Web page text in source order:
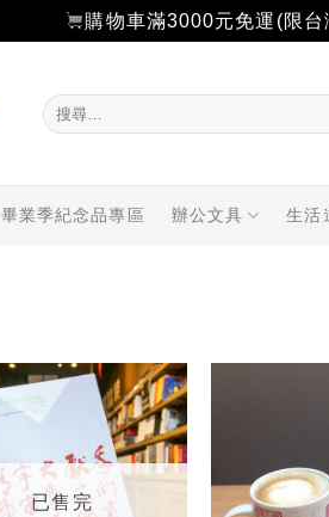
購物車滿3000元免運(限
搜
尋
畢業季紀念品專區 辦公文具 生活
加入
「願
望輕
已售完